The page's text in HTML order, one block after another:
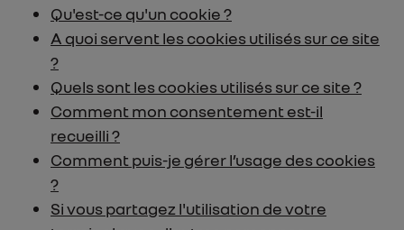
Qu'est-ce qu'un cookie ?
A quoi servent les cookies utilisés sur ce site
?
Quels sont les cookies utilisés sur ce site ?
Comment mon consentement est-il
recueilli ?
Comment puis-je gérer l’usage des cookies
?
Si vous partagez l'utilisation de votre